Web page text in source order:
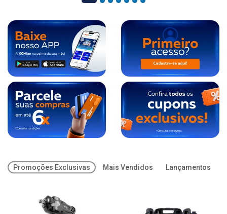
Promoções Exclusivas Mais Vendidos Lançamentos